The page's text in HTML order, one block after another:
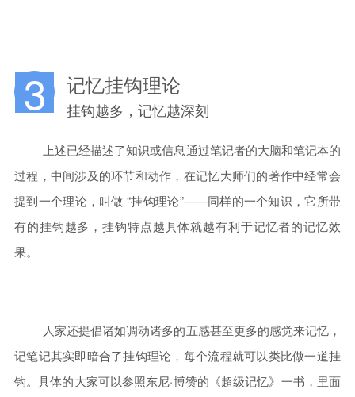
3 记忆挂钩理论
挂钩越多，记忆越深刻
上述已经描述了知识或信息通过笔记者的大脑和笔记本的
过程，中间涉及的环节和动作，在记忆大师们的著作中经常会
提到一个理论，叫做 “挂钩理论”——同样的一个知识，它所带
有的挂钩越多，挂钩特点越具体就越有利于记忆者的记忆效
果。
人家还提倡诸如调动诸多的五感甚至更多的感觉来记忆，
记笔记其实即暗合了挂钩理论，每个流程就可以类比做一道挂
钩。具体的大家可以参照东尼·博赞的《超级记忆》一书，里面